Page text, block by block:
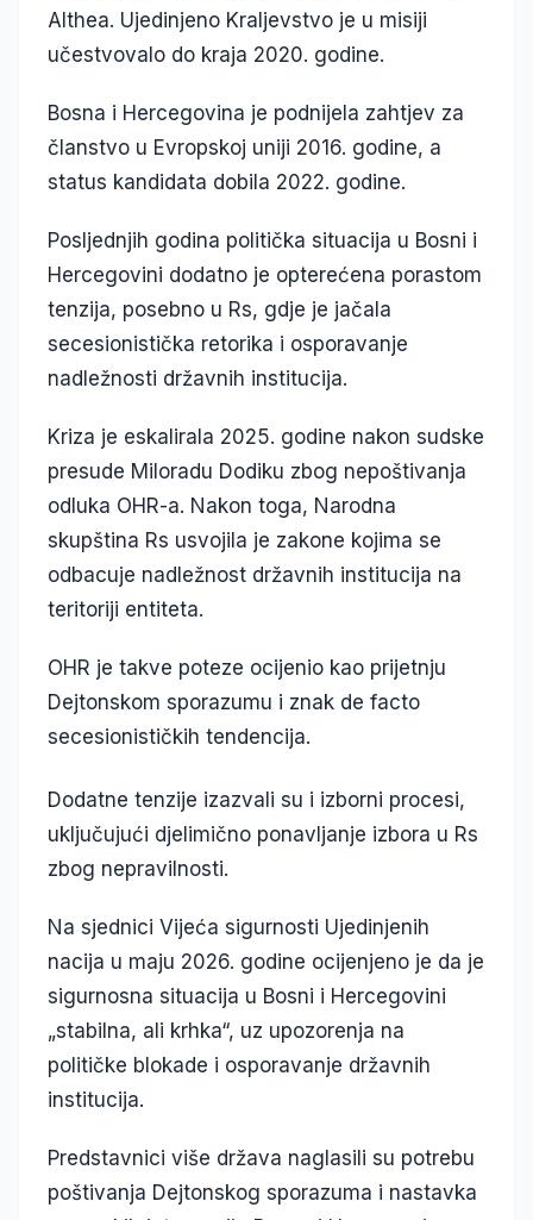
Althea. Ujedinjeno Kraljevstvo je u misiji
učestvovalo do kraja 2020. godine.
Bosna i Hercegovina je podnijela zahtjev za
članstvo u Evropskoj uniji 2016. godine, a
status kandidata dobila 2022. godine.
Posljednjih godina politička situacija u Bosni i
Hercegovini dodatno je opterećena porastom
tenzija, posebno u Rs, gdje je jačala
secesionistička retorika i osporavanje
nadležnosti državnih institucija.
Kriza je eskalirala 2025. godine nakon sudske
presude Miloradu Dodiku zbog nepoštivanja
odluka OHR-a. Nakon toga, Narodna
skupština Rs usvojila je zakone kojima se
odbacuje nadležnost državnih institucija na
teritoriji entiteta.
OHR je takve poteze ocijenio kao prijetnju
Dejtonskom sporazumu i znak de facto
secesionističkih tendencija.
Dodatne tenzije izazvali su i izborni procesi,
uključujući djelimično ponavljanje izbora u Rs
zbog nepravilnosti.
Na sjednici Vijeća sigurnosti Ujedinjenih
nacija u maju 2026. godine ocijenjeno je da je
sigurnosna situacija u Bosni i Hercegovini
„stabilna, ali krhka“, uz upozorenja na
političke blokade i osporavanje državnih
institucija.
Predstavnici više država naglasili su potrebu
poštivanja Dejtonskog sporazuma i nastavka